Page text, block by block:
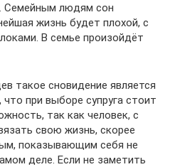
Семейным людям сон
жизнь будет плохой, с
В семье произойдёт
такое сновидение является
при выборе супруга стоит
так как человек, с
свою жизнь, скорее
показывающим себя не
деле. Если не заметить